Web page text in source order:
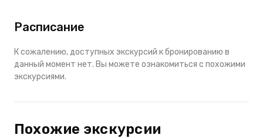
Расписание
К сожалению, доступных экскурсий к бронированию в
данный момент нет. Вы можете ознакомиться с похожими
экскурсиями.
Похожие экскурсии